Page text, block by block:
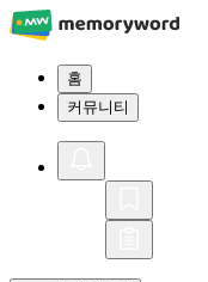
홈
커뮤니티